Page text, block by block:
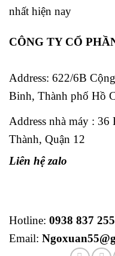
nhất hiện nay
CÔNG TY CỔ
Address: 622/6B
Binh, Thành phố Hồ
Address nhà máy :
Thành, Quận 12
Liên hệ zalo
Hotline: 0938 837 255
Email: